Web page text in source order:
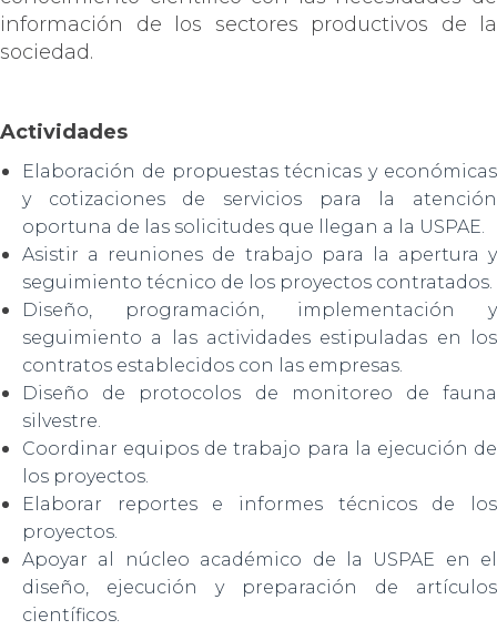
información de los sectores productivos de la
sociedad.
Actividades
Elaboración de propuestas técnicas y económicas
y cotizaciones de servicios para la atención
oportuna de las solicitudes que llegan a la USPAE.
Asistir a reuniones de trabajo para la apertura y
seguimiento técnico de los proyectos contratados.
Diseño, programación, implementación y
seguimiento a las actividades estipuladas en los
contratos establecidos con las empresas.
Diseño de protocolos de monitoreo de fauna
silvestre.
Coordinar equipos de trabajo para la ejecución de
los proyectos.
Elaborar reportes e informes técnicos de los
proyectos.
Apoyar al núcleo académico de la USPAE en el
diseño, ejecución y preparación de artículos
científicos.